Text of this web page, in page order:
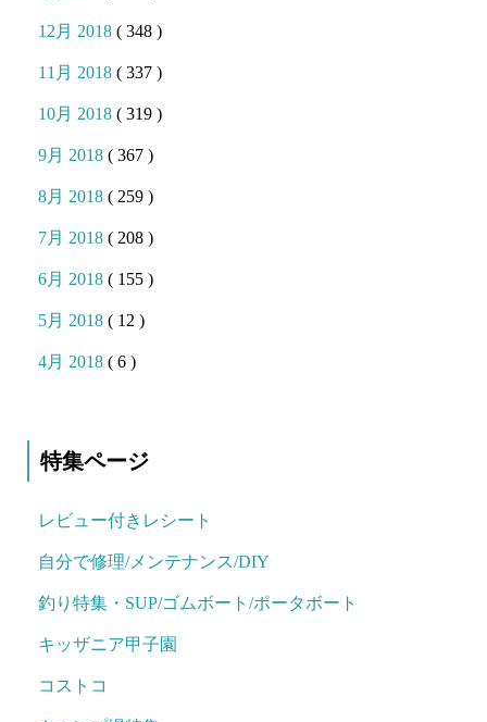
12月 2018( 348 )
11月 2018( 337 )
10月 2018( 319 )
9月 2018( 367 )
8月 2018( 259 )
7月 2018( 208 )
6月 2018( 155 )
5月 2018( 12 )
4月 2018( 6 )
特集ページ
レビュー付きレシート
自分で修理/メンテナンス/DIY
釣り特集・SUP/ゴムボート/ポータボート
キッザニア甲子園
コストコ